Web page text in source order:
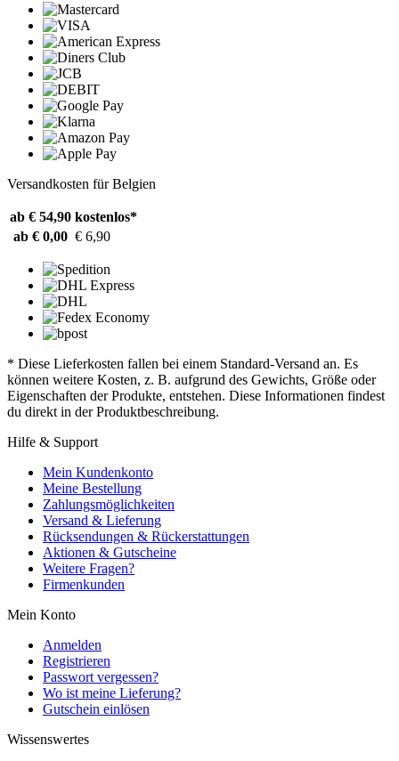
Versandkosten für Belgien
ab € 54,90 kostenlos*
ab € 0,00 € 6,90
* Diese Lieferkosten fallen bei einem Standard-Versand an. Es
können weitere Kosten, z. B. aufgrund des Gewichts, Größe oder
Eigenschaften der Produkte, entstehen. Diese Informationen findest
du direkt in der Produktbeschreibung.
Hilfe & Support
Mein Kundenkonto
Meine Bestellung
Zahlungsmöglichkeiten
Versand & Lieferung
Rücksendungen & Rückerstattungen
Aktionen & Gutscheine
Weitere Fragen?
Firmenkunden
Mein Konto
Anmelden
Registrieren
Passwort vergessen?
Wo ist meine Lieferung?
Gutschein einlösen
Wissenswertes